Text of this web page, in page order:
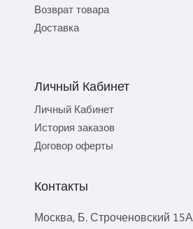
Возврат товара
Доставка
Личный Кабинет
Личный Кабинет
История заказов
Договор оферты
Контакты
Москва, Б. Строченовский 15А